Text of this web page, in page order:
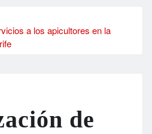
a los apicultores en la
de